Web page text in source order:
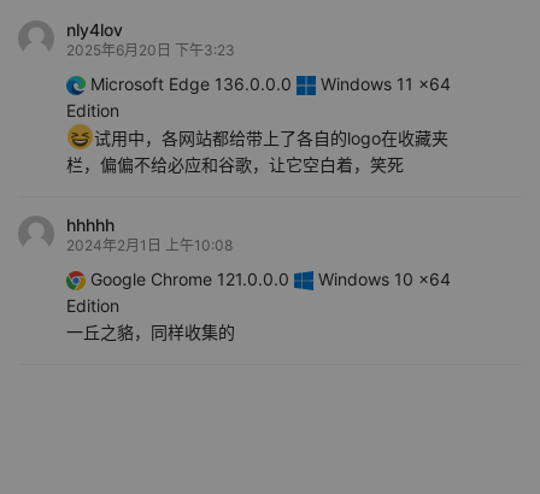
nly4lov
2025年6月20日 下午3:23
Microsoft Edge 136.0.0.0
Windows 11 x64
Edition
试用中，各网站都给带上了各自的logo在收藏夹
栏，偏偏不给必应和谷歌，让它空白着，笑死
hhhhh
2024年2月1日 上午10:08
Google Chrome 121.0.0.0
Windows 10 x64
Edition
一丘之貉，同样收集的